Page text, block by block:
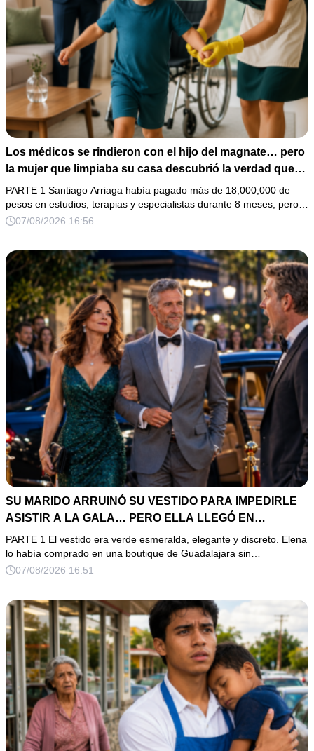
Los médicos se rindieron con el hijo del magnate… pero
la mujer que limpiaba su casa descubrió la verdad que
nadie quiso escuchar.
PARTE 1 Santiago Arriaga había pagado más de 18,000,000 de
pesos en estudios, terapias y especialistas durante 8 meses, pero…
07/08/2026 16:56
SU MARIDO ARRUINÓ SU VESTIDO PARA IMPEDIRLE
ASISTIR A LA GALA… PERO ELLA LLEGÓ EN
LIMUSINA COMO INVITADA DE HONOR DEL DUEÑO DE
LA EMPRESA
PARTE 1 El vestido era verde esmeralda, elegante y discreto. Elena
lo había comprado en una boutique de Guadalajara sin…
07/08/2026 16:51